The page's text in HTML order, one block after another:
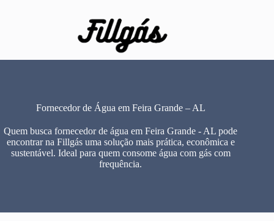
Fornecedor de Água em Feira Grande – AL
Quem busca fornecedor de água em Feira Grande - AL pode
encontrar na Fillgás uma solução mais prática, econômica e
sustentável. Ideal para quem consome água com gás com
frequência.